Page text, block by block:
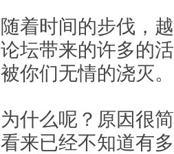
随着时间的步伐，
论坛带来的许多的
被你们无情的浇灭。
为什么呢？原因很
看来已经不知道有